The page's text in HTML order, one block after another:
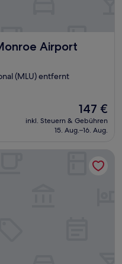
Airport
Airport
(MLU) entfernt
Der
Preis
beträgt
147 €
inkl. Steuern & Gebühren
15. Aug.–16. Aug.